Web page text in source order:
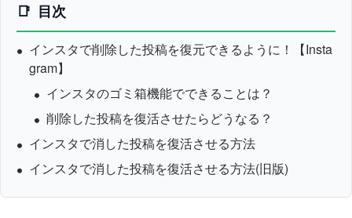
目次
インスタで削除した投稿を復元できるように！【Insta
gram】
インスタのゴミ箱機能でできることは？
削除した投稿を復活させたらどうなる？
インスタで消した投稿を復活させる方法
インスタで消した投稿を復活させる方法(旧版)